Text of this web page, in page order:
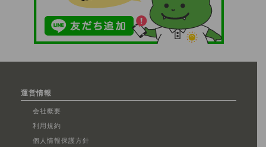
運営情報
会社概要
利用規約
個人情報保護方針